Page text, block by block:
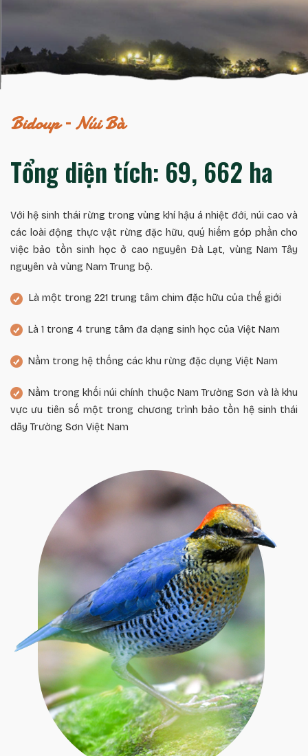
Bidoup – Núi Bà
Tổng diện tích: 69, 662 ha
Với hệ sinh thái rừng trong vùng khí hậu á nhiệt đới, núi cao và
các loài động thực vật rừng đặc hữu, quý hiếm góp phần cho
việc bảo tồn sinh học ở cao nguyên Đà Lạt, vùng Nam Tây
nguyên và vùng Nam Trung bộ.
Là một trong 221 trung tâm chim đặc hữu của thế giới
Là 1 trong 4 trung tâm đa dạng sinh học của Việt Nam
Nằm trong hệ thống các khu rừng đặc dụng Việt Nam
Nằm trong khối núi chính thuộc Nam Trường Sơn và là khu
vực ưu tiên số một trong chương trình bảo tồn hệ sinh thái
dãy Trường Sơn Việt Nam